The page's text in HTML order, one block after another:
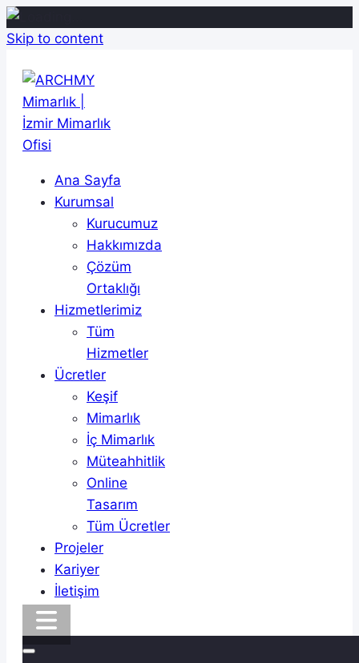
Skip to content
Ana Sayfa
Kurumsal
Kurucumuz
Hakkımızda
Çözüm
Ortaklığı
Hizmetlerimiz
Tüm
Hizmetler
Ücretler
Keşif
Mimarlık
İç Mimarlık
Müteahhitlik
Online
Tasarım
Tüm Ücretler
Projeler
Kariyer
İletişim